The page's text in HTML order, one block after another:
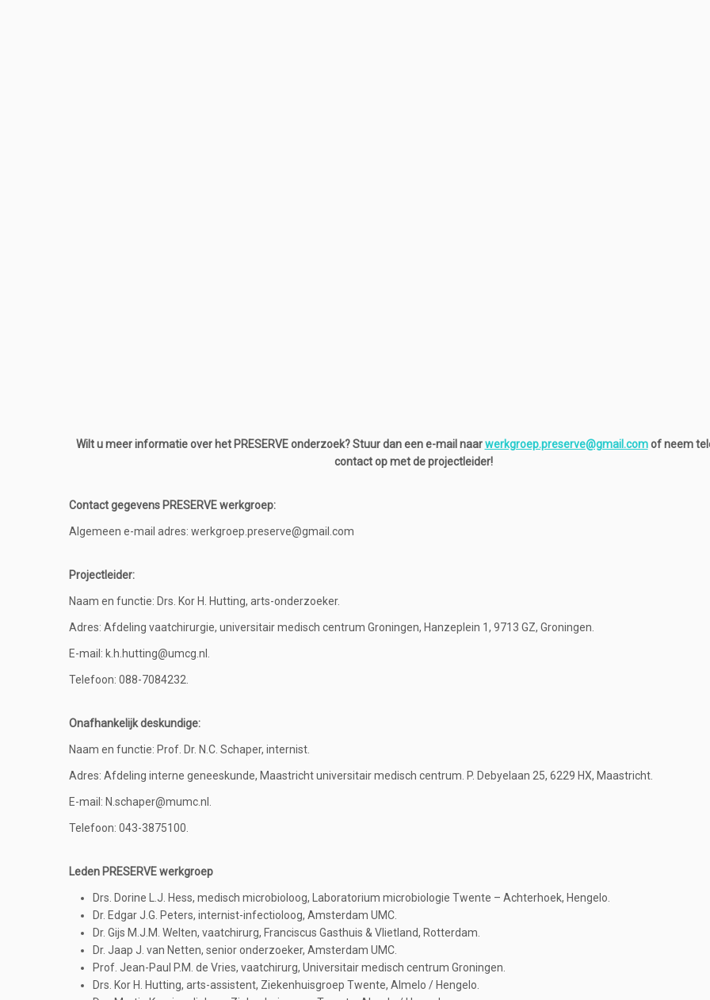
Wilt u meer informatie over het PRESERVE onderzoek? Stuur dan een e-mail naarwerkgroep.preserve@gmail.comof neem
contact op met de projectleider!
Contact gegevens PRESERVE werkgroep:
Algemeen e-mail adres: werkgroep.preserve@gmail.com
Projectleider:
Naam en functie: Drs. Kor H. Hutting, arts-onderzoeker.
Adres: Afdeling vaatchirurgie, universitair medisch centrum Groningen, Hanzeplein 1, 9713 GZ, Groningen.
E-mail: k.h.hutting@umcg.nl.
Telefoon: 088-7084232.
Onafhankelijk deskundige:
Naam en functie: Prof. Dr. N.C. Schaper, internist.
Adres: Afdeling interne geneeskunde, Maastricht universitair medisch centrum. P. Debyelaan 25, 6229 HX, Maastricht.
E-mail: N.schaper@mumc.nl.
Telefoon: 043-3875100.
Leden PRESERVE werkgroep
Drs. Dorine L.J. Hess, medisch microbioloog, Laboratorium microbiologie Twente – Achterhoek, Hengelo.
Dr. Edgar J.G. Peters, internist-infectioloog, Amsterdam UMC.
Dr. Gijs M.J.M. Welten, vaatchirurg, Franciscus Gasthuis & Vlietland, Rotterdam.
Dr. Jaap J. van Netten, senior onderzoeker, Amsterdam UMC.
Prof. Jean-Paul P.M. de Vries, vaatchirurg, Universitair medisch centrum Groningen.
Drs. Kor H. Hutting, arts-assistent, Ziekenhuisgroep Twente, Almelo / Hengelo.